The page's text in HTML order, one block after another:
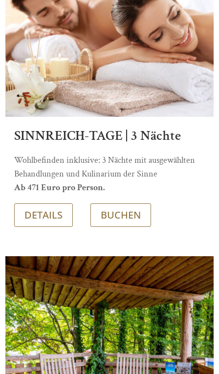
SINNREICH-TAGE | 3 Nächte
Wohlbefinden inklusive: 3 Nächte mit ausgewählten
Behandlungen und Kulinarium der Sinne
Ab 471 Euro pro Person.
DETAILS BUCHEN